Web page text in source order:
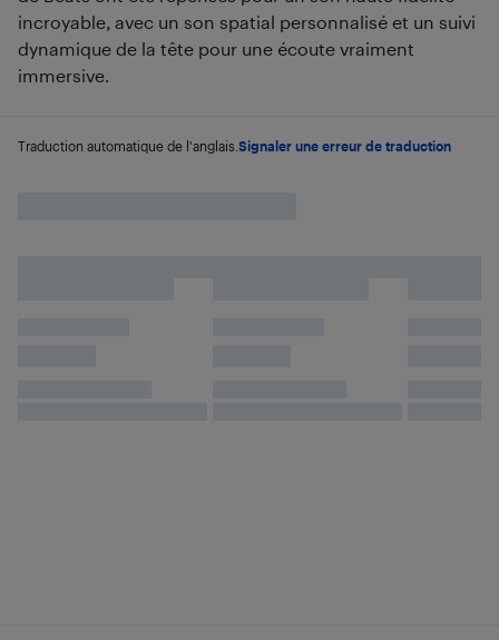
incroyable, avec un son spatial personnalisé et un suivi
dynamique de la tête pour une écoute vraiment
immersive.
Traduction automatique de l'anglais. Signaler une erreur de traduction